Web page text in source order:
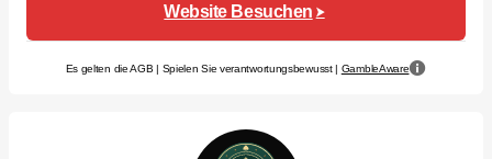
Website Besuchen
Es gelten die AGB | Spielen Sie verantwortungsbewusst | GambleAware